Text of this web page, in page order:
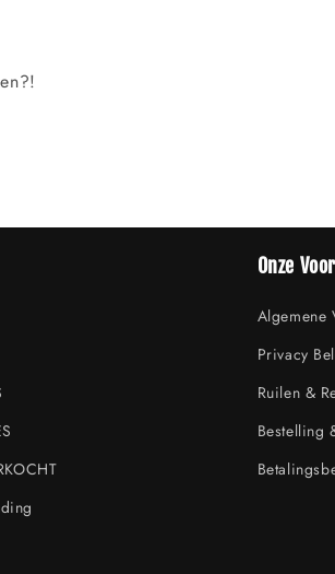
Onze
Algemene
Privacy
Ruilen &
Bestelling